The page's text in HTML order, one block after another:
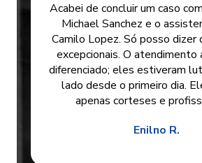
Acabei de concluir um caso
Michael Sanchez e o
Camilo Lopez. Só posso dizer
excepcionais. O atendimento
diferenciado; eles estiveram
lado desde o primeiro dia.
apenas corteses e
Enilno R.